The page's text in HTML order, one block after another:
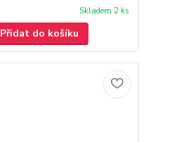
Skladem 2 ks
Přidat do košíku